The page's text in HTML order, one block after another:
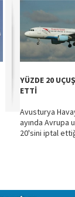
YÜZDE 20
ETTİ
Avusturya
ayında Avrupa
20'sini iptal